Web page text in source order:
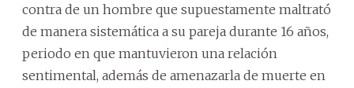
contra de un hombre que supuestamente maltrató
de manera sistemática a su pareja durante 16 años,
periodo en que mantuvieron una relación
sentimental, además de amenazarla de muerte en